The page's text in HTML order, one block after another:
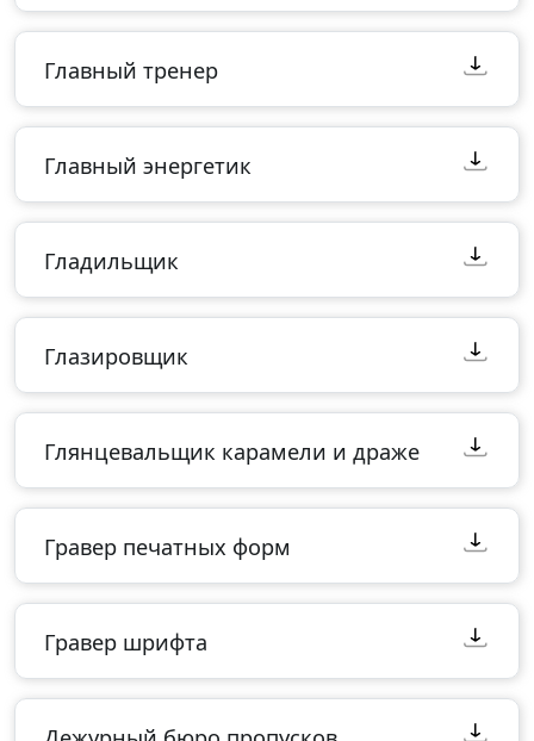
Главный тренер
Главный энергетик
Гладильщик
Глазировщик
Глянцевальщик карамели и драже
Гравер печатных форм
Гравер шрифта